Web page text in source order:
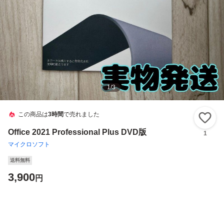
1/3
この商品は3時間で売れました
Office 2021 Professional Plus DVD版
マイクロソフト
1
送料無料
3,900円